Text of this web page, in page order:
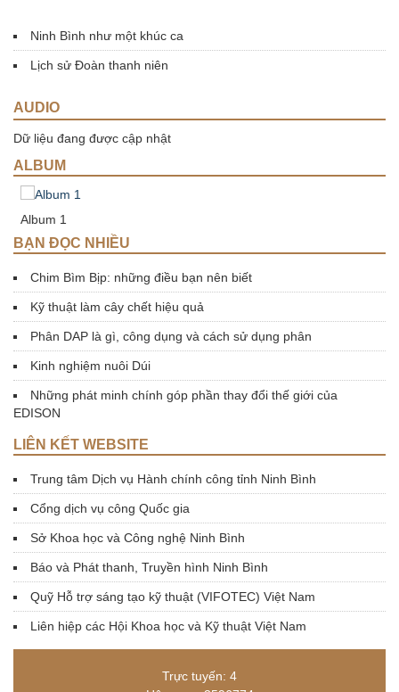
Ninh Bình như một khúc ca
Lịch sử Đoàn thanh niên
AUDIO
Dữ liệu đang được cập nhật
ALBUM
Album 1
BẠN ĐỌC NHIỀU
Chim Bìm Bịp: những điều bạn nên biết
Kỹ thuật làm cây chết hiệu quả
Phân DAP là gì, công dụng và cách sử dụng phân
Kinh nghiệm nuôi Dúi
Những phát minh chính góp phần thay đổi thế giới của
EDISON
LIÊN KẾT WEBSITE
Trung tâm Dịch vụ Hành chính công tỉnh Ninh Bình
Cổng dịch vụ công Quốc gia
Sở Khoa học và Công nghệ Ninh Bình
Báo và Phát thanh, Truyền hình Ninh Bình
Quỹ Hỗ trợ sáng tạo kỹ thuật (VIFOTEC) Việt Nam
Liên hiệp các Hội Khoa học và Kỹ thuật Việt Nam
Trực tuyến: 4